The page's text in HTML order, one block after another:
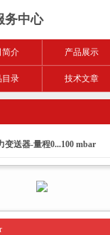
务中心
简介 产品展示
目录 技术文章
变送器-量程0...100 mbar